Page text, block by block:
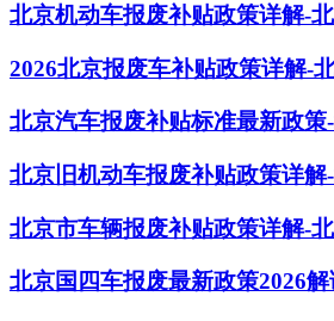
北京机动车报废补贴政策详解-
2026北京报废车补贴政策详解-
北京汽车报废补贴标准最新政
北京旧机动车报废补贴政策详
北京市车辆报废补贴政策详解-
北京国四车报废最新政策2026